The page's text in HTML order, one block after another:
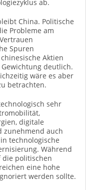
ab.
China. Politische
Probleme am
Spuren
Aktien
deutlich.
wäre es aber
betrachten.
sehr
digitale
zunehmend auch
technologische
Während
die politischen
eine hohe
werden sollte.